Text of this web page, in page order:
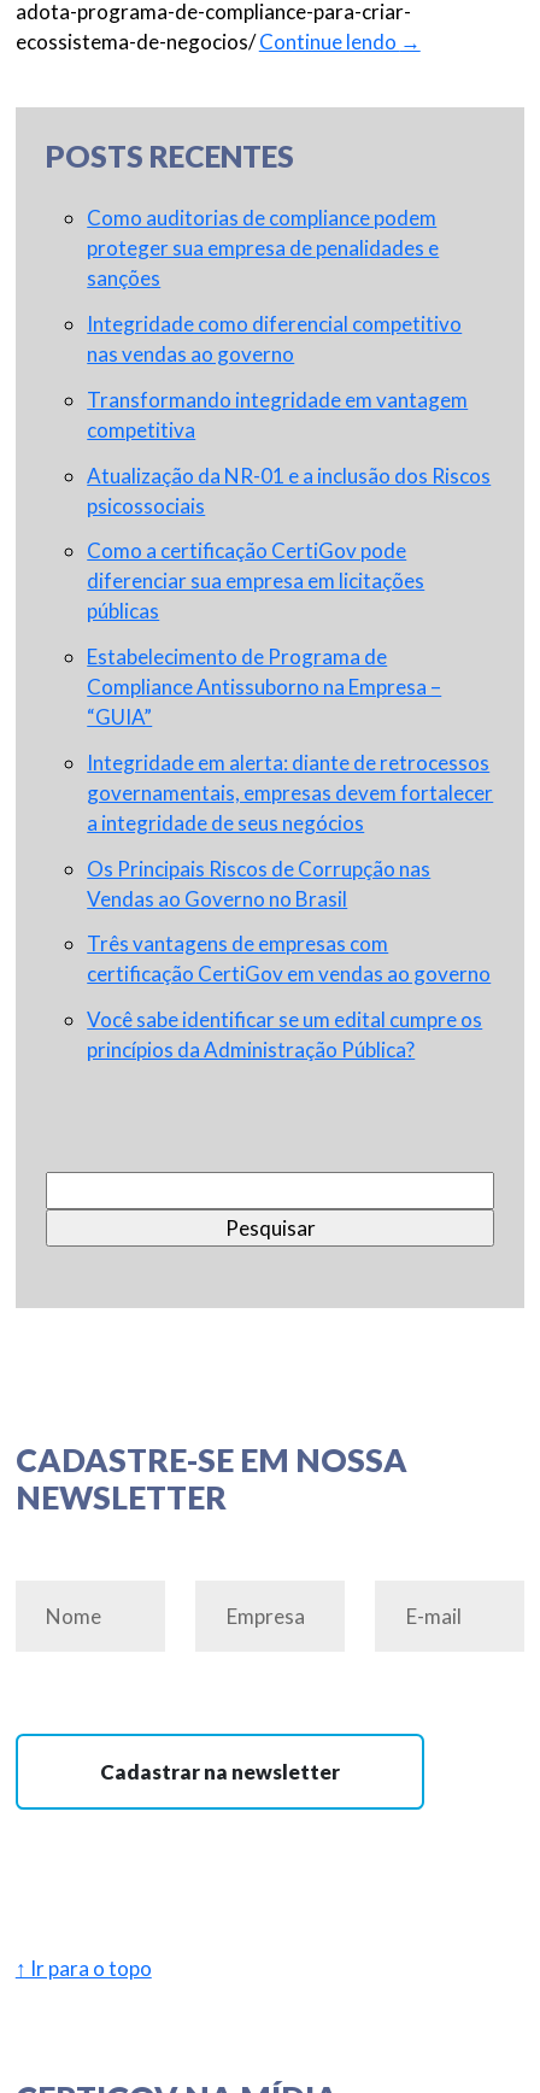
adota-programa-de-compliance-para-criar-
ecossistema-de-negocios/Continue lendo →
POSTS RECENTES
Como auditorias de compliance podem
proteger sua empresa de penalidades e
sanções
Integridade como diferencial competitivo
nas vendas ao governo
Transformando integridade em vantagem
competitiva
Atualização da NR-01 e a inclusão dos Riscos
psicossociais
Como a certificação CertiGov pode
diferenciar sua empresa em licitações
públicas
Estabelecimento de Programa de
Compliance Antissuborno na Empresa –
“GUIA”
Integridade em alerta: diante de retrocessos
governamentais, empresas devem fortalecer
a integridade de seus negócios
Os Principais Riscos de Corrupção nas
Vendas ao Governo no Brasil
Três vantagens de empresas com
certificação CertiGov em vendas ao governo
Você sabe identificar se um edital cumpre os
princípios da Administração Pública?
por:
CADASTRE-SE EM NOSSA
NEWSLETTER
Cadastrar na newsletter
↑ Ir para o topo